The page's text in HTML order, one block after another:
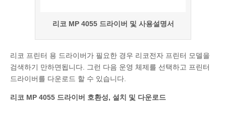
리코 MP 4055 드라이버 및 사용설명서
리코 프린터 용 드라이버가 필요한 경우 리코전자 프린터 모델을
검색하기 만하면됩니다. 그런 다음 운영 체제를 선택하고 프린터
드라이버를 다운로드 할 수 있습니다.
리코 MP 4055 드라이버 호환성, 설치 및 다운로드